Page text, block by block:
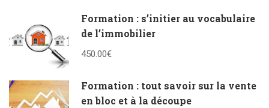
Formation : s’initier au vocabulaire
de l’immobilier
450.00€
Formation : tout savoir sur la vente
en bloc et à la découpe